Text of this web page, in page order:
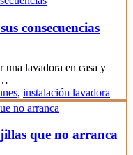
consecuencias
una lavadora en casa y
, instalación lavadora
que no arranca